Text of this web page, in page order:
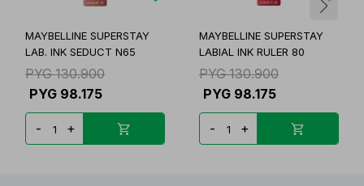
MAYBELLINE SUPERSTAY
LAB. INK SEDUCT N65
PYG 130.900
PYG 98.175
- +
MAYBELLINE SUPERSTAY
LABIAL INK RULER 80
PYG 130.900
PYG 98.175
- +